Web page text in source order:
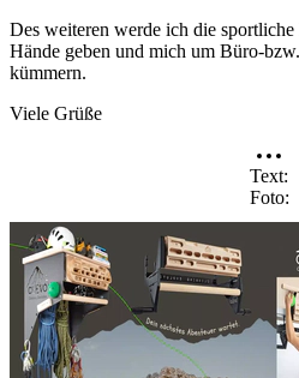
Des weiteren werde ich die
Hände geben und mich um Büro-
kümmern.
Viele Grüße
Text
Foto